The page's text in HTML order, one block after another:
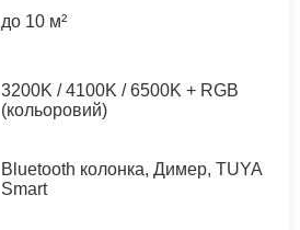
до 10 м²
3200K / 4100K / 6500K + RGB
(кольоровий)
Bluetooth колонка, Димер, TUYA
Smart